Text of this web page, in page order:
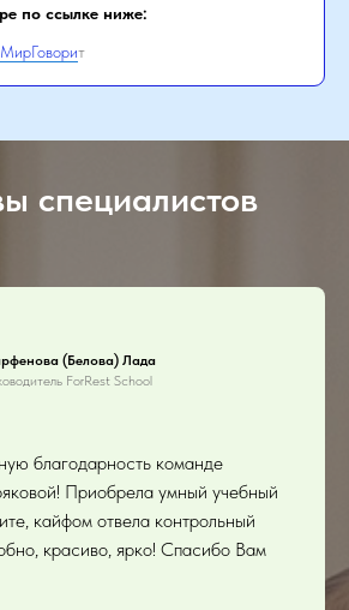
по ссылке ниже:
т
специалистов
(Белова) Лада
ForRest School
благодарность команде
Приобрела умный учебный
кайфом отвела контрольный
красиво, ярко! Спасибо Вам